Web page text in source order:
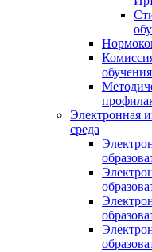
Электронная
среда